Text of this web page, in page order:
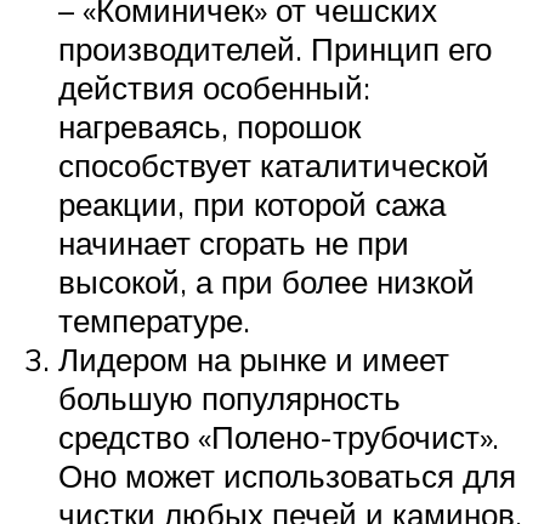
– «Коминичек» от чешских
производителей. Принцип его
действия особенный:
нагреваясь, порошок
способствует каталитической
реакции, при которой сажа
начинает сгорать не при
высокой, а при более низкой
температуре.
Лидером на рынке и имеет
большую популярность
средство «Полено-трубочист».
Оно может использоваться для
чистки любых печей и каминов,